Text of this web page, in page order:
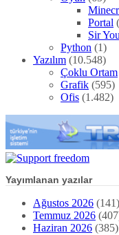
Yayımlanan yazılar
Ağustos 2026(141)
Haziran 2026(385)
Mayıs 2026(325)
Nisan 2026(348)
Mart 2026(348)
Şubat 2026
Ocak 2026(311)
Aralık 2025(231)
Kasım 2025(314)
Ekim 2025(315)